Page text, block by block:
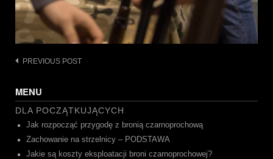
Post
PREVIOUS POST
MENU
DLA POCZĄTKUJĄCYCH
Jak rozpocząć przygodę z bronią czarnoprochową
Zachowanie na strzelnicy – PODSTAWA
Jakie są koszty eksploatacji broni czarnoprochowej?